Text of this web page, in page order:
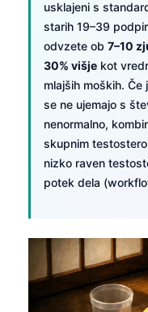
usklajeni s
starih 19–39
odvzete ob 7–10
30% višje kot
mlajših moških.
se ne ujemajo s
nenormalno,
skupnim
nizko raven
potek dela